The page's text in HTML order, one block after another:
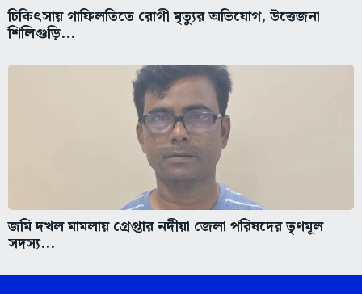
চিকিৎসায় গাফিলতিতে রোগী মৃত্যুর অভিযোগ, উত্তেজনা
শিলিগুড়ি...
জমি দখল মামলায় গ্রেপ্তার নদীয়া জেলা পরিষদের তৃণমূল
সদস্য...